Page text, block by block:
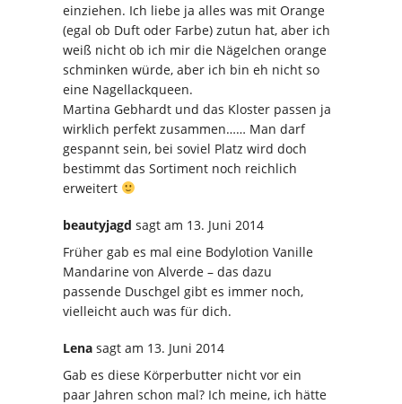
einziehen. Ich liebe ja alles was mit Orange
(egal ob Duft oder Farbe) zutun hat, aber ich
weiß nicht ob ich mir die Nägelchen orange
schminken würde, aber ich bin eh nicht so
eine Nagellackqueen.
Martina Gebhardt und das Kloster passen ja
wirklich perfekt zusammen…… Man darf
gespannt sein, bei soviel Platz wird doch
bestimmt das Sortiment noch reichlich
erweitert
beautyjagd sagt am 13. Juni 2014
Früher gab es mal eine Bodylotion Vanille
Mandarine von Alverde – das dazu
passende Duschgel gibt es immer noch,
vielleicht auch was für dich.
Lena sagt am 13. Juni 2014
Gab es diese Körperbutter nicht vor ein
paar Jahren schon mal? Ich meine, ich hätte